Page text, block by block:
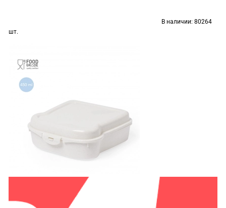
В наличии: 80264
шт.